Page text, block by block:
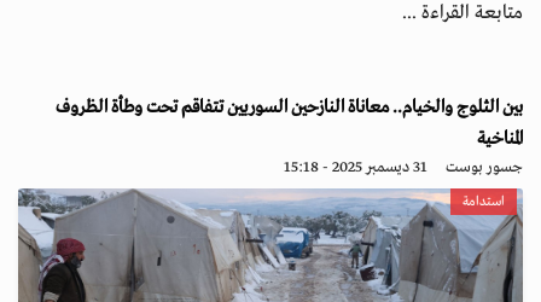
متابعة القراءة ...
بين الثلوج والخيام.. معاناة النازحين السوريين تتفاقم تحت وطأة الظروف
المناخية
جسور بوست 31 ديسمبر 2025 - 15:18
استدامة